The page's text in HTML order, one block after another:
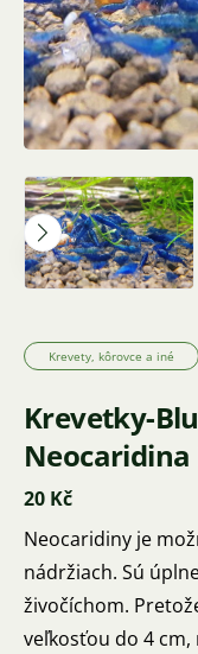
Krevety, kôrovce a iné
Krevetky-
Neocaridina
20 Kč
Neocaridiny je
nádržiach. Sú
živočíchom.
veľkosťou do 4